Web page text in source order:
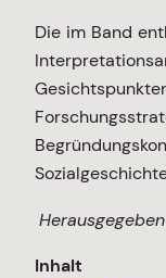
Die im Band
Inhalt